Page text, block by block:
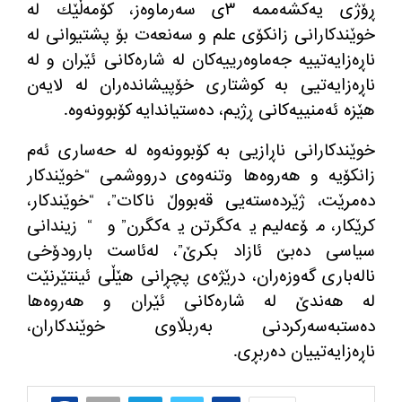
ڕۆژی یه‌كشه‌ممه‌ ٣ی سه‌رماوه‌ز، كۆمه‌ڵێك له‌
خوێندكارانی زانكۆی علم و سه‌نعه‌ت بۆ پشتیوانی له‌
ناڕه‌زایه‌تییه‌ جه‌ماوه‌رییه‌كان له‌ شاره‌كانی ئێران و له‌
ناڕه‌زایه‌تیی به‌ كوشتاری خۆپیشانده‌ران له‌ لایه‌ن
هێزه‌ ئه‌منییه‌كانی ڕژیم، ده‌ستیاندایه‌ كۆبوونه‌وه‌.
خوێندكارانی ناڕازیی به‌ كۆبوونه‌وه‌ له‌ حه‌ساری ئه‌م
زانكۆیه‌ و هه‌روه‌ها وتنه‌وه‌ی درووشمی “خوێندكار
ده‌مرێت، ژێرده‌سته‌یی قه‌بووڵ ناكات”، “خوێندكار،
كرێكار، مۆعه‌لیم یه‌كگرتن یه‌كگرن” و “زیندانی
سیاسی ده‌بێ ئازاد بكرێ”، له‌ئاست بارودۆخی
ناله‌باری گه‌وزه‌ران، درێژه‌ی پچڕانی هێڵی ئینتێرنێت
له‌ هه‌ندێ له‌ شاره‌كانی ئێران و هه‌روه‌ها
ده‌ستبه‌سه‌ركردنی به‌ربڵاوی خوێندكاران،
ناڕه‌زایه‌تییان ده‌ربڕی.